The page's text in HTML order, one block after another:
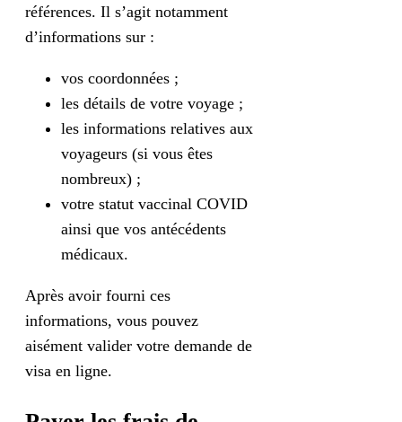
références. Il s’agit notamment
d’informations sur :
vos coordonnées ;
les détails de votre voyage ;
les informations relatives aux
voyageurs (si vous êtes
nombreux) ;
votre statut vaccinal COVID
ainsi que vos antécédents
médicaux.
Après avoir fourni ces
informations, vous pouvez
aisément valider votre demande de
visa en ligne.